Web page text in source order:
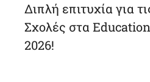
Διπλή επιτυχία για
Σχολές στα
2026!